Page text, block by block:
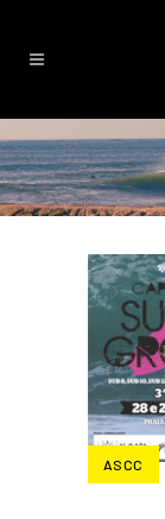
ASCC